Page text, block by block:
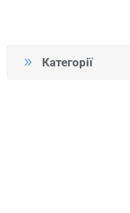
Категорії